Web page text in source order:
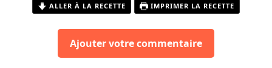
ALLER À LA RECETTE IMPRIMER LA RECETTE
Ajouter votre commentaire